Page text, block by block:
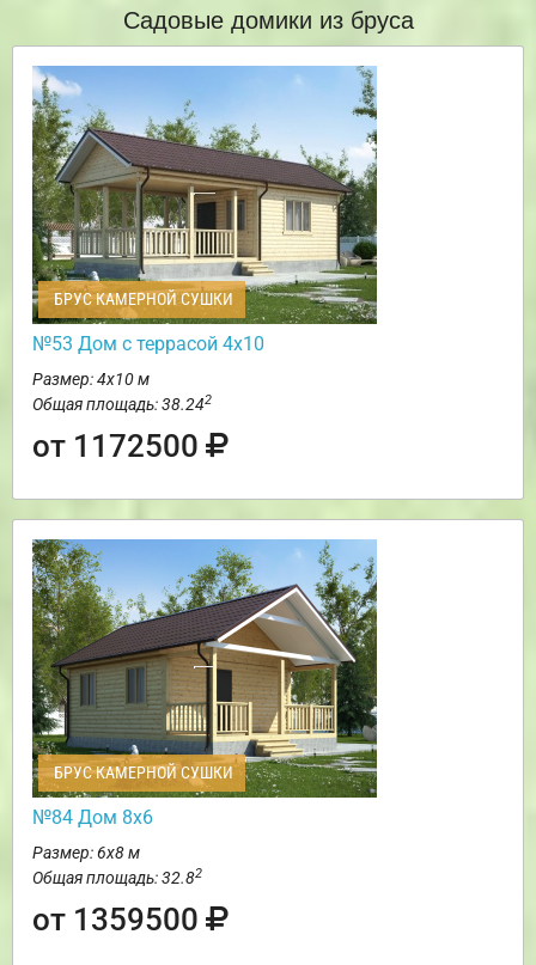
Садовые домики из бруса
БРУС КАМЕРНОЙ СУШКИ
№53 Дом с террасой 4х10
Размер: 4х10 м
Общая площадь: 38.242
от 1172500
БРУС КАМЕРНОЙ СУШКИ
№84 Дом 8х6
Размер: 6х8 м
Общая площадь: 32.82
от 1359500